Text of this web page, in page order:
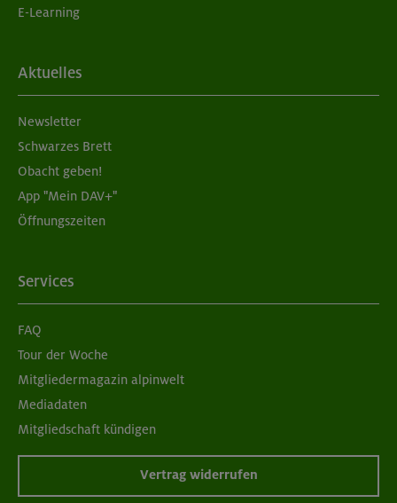
E-Learning
Aktuelles
Newsletter
Schwarzes Brett
Obacht geben!
App "Mein DAV+"
Öffnungszeiten
Services
FAQ
Tour der Woche
Mitgliedermagazin alpinwelt
Mediadaten
Mitgliedschaft kündigen
Vertrag widerrufen